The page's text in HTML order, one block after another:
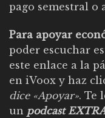
pago semestral o
Para apoyar
poder escuchar
este enlace a la
en iVoox y haz
dice «Apoyar». Te
un podcast